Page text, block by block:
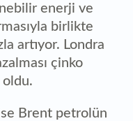
enerji ve
birlikte
artıyor. Londra
çinko
oldu.
ise Brent petrolün